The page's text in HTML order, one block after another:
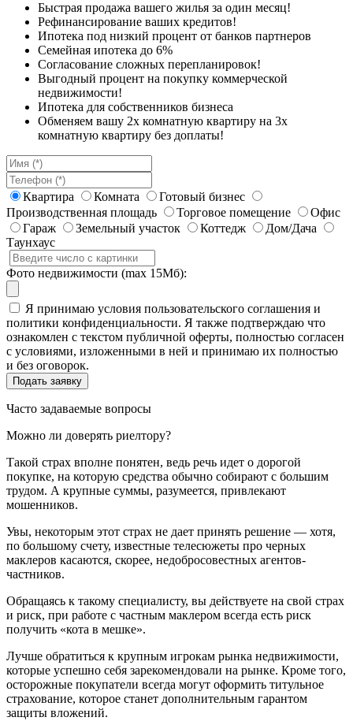
Быстрая продажа вашего жилья за один месяц!
Рефинансирование ваших кредитов!
Ипотека под низкий процент от банков партнеров
Семейная ипотека до 6%
Согласование сложных перепланировок!
Выгодный процент на покупку коммерческой
недвижимости!
Ипотека для собственников бизнеса
Обменяем вашу 2х комнатную квартиру на 3х
комнатную квартиру без доплаты!
Квартира Комната
Готовый бизнес
Производственная площадь
Торговое помещение
Офис
Гараж
Земельный участок Коттедж
Дом/Дача
Таунхаус
Фото недвижимости (max 15Мб):
Я принимаю условия пользовательского соглашения и
политики конфиденциальности. Я также подтверждаю что
ознакомлен с текстом публичной оферты, полностью согласен
с условиями, изложенными в ней и принимаю их полностью
и без оговорок.
Часто задаваемые вопросы
Можно ли доверять риелтору?
Такой страх вполне понятен, ведь речь идет о дорогой
покупке, на которую средства обычно собирают с большим
трудом. А крупные суммы, разумеется, привлекают
мошенников.
Увы, некоторым этот страх не дает принять решение — хотя,
по большому счету, известные телесюжеты про черных
маклеров касаются, скорее, недобросовестных агентов-
частников.
Обращаясь к такому специалисту, вы действуете на свой страх
и риск, при работе с частным маклером всегда есть риск
получить «кота в мешке».
Лучше обратиться к крупным игрокам рынка недвижимости,
которые успешно себя зарекомендовали на рынке. Кроме того,
осторожные покупатели всегда могут оформить титульное
страхование, которое станет дополнительным гарантом
защиты вложений.